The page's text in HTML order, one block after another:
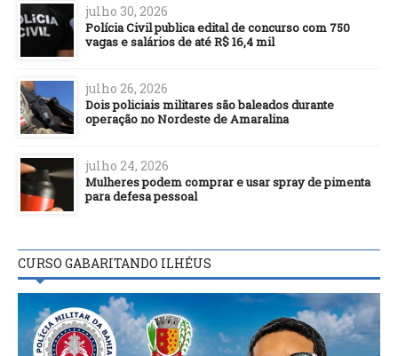
julho 30, 2026
Polícia Civil publica edital de concurso com 750
vagas e salários de até R$ 16,4 mil
julho 26, 2026
Dois policiais militares são baleados durante
operação no Nordeste de Amaralina
julho 24, 2026
Mulheres podem comprar e usar spray de pimenta
para defesa pessoal
CURSO GABARITANDO ILHÉUS